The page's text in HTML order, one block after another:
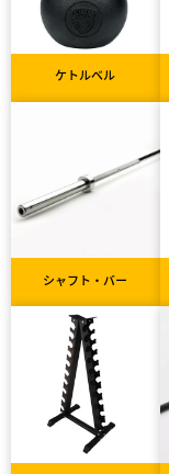
ケトルベル
シャフト・バー